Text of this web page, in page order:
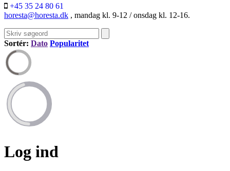
+45 35 24 80 61
horesta@horesta.dk , mandag kl. 9-12 / onsdag kl. 12-16.
Sortér: Dato Popularitet
Log ind